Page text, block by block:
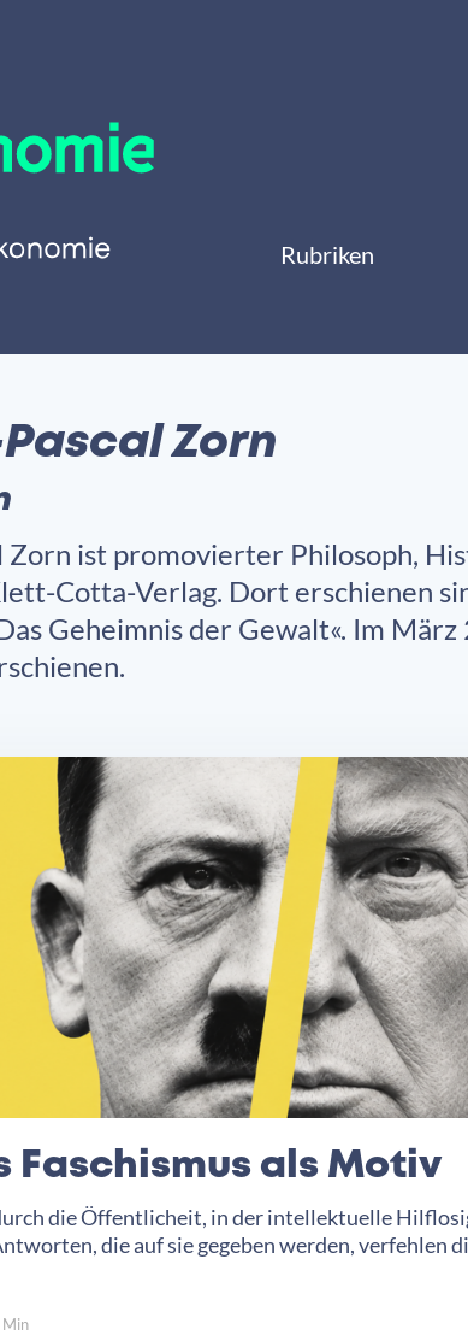
Rubriken
Zorn
Zorn ist promovierter Philosoph,
Cotta-Verlag. Dort erschienen
Geheimnis der Gewalt«. Im
Faschismus als Motiv
die Öffentlicheit, in der intellektuelle
die auf sie gegeben werden, verfehlen